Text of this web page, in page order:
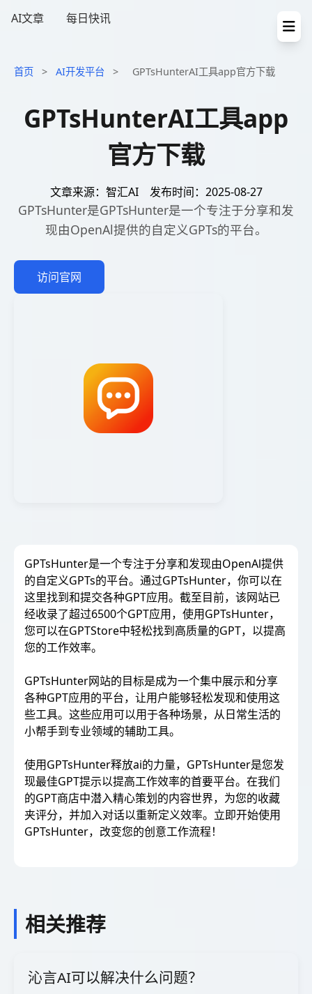
AI文章 每日快讯
首页 > AI开发平台 > GPTsHunterAI工具app官方下载
GPTsHunterAI工具app
官方下载
文章来源：智汇AI 发布时间：2025-08-27
GPTsHunter是GPTsHunter是一个专注于分享和发
现由OpenAl提供的自定义GPTs的平台。
访问官网
GPTsHunter是一个专注于分享和发现由OpenAl提供
的自定义GPTs的平台。通过GPTsHunter，你可以在
这里找到和提交各种GPT应用。截至目前，该网站已
经收录了超过6500个GPT应用，使用GPTsHunter，
您可以在GPTStore中轻松找到高质量的GPT，以提高
您的工作效率。
GPTsHunter网站的目标是成为一个集中展示和分享
各种GPT应用的平台，让用户能够轻松发现和使用这
些工具。这些应用可以用于各种场景，从日常生活的
小帮手到专业领域的辅助工具。
使用GPTsHunter释放ai的力量，GPTsHunter是您发
现最佳GPT提示以提高工作效率的首要平台。在我们
的GPT商店中潜入精心策划的内容世界，为您的收藏
夹评分，并加入对话以重新定义效率。立即开始使用
GPTsHunter，改变您的创意工作流程！
相关推荐
沁言AI可以解决什么问题？